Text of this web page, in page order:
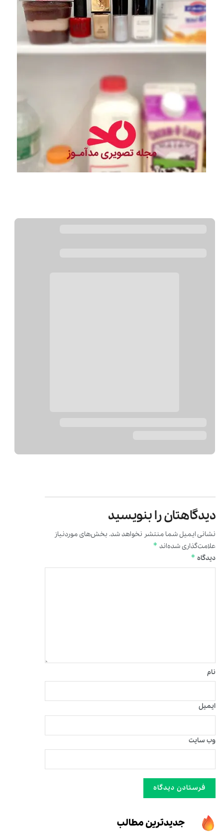
دیدگاهتان را بنویسید
نشانی ایمیل شما منتشر نخواهد شد. بخش‌های موردنیاز
علامت‌گذاری شده‌اند *
دیدگاه *
نام
ایمیل
وب‌ سایت
جدیدترین مطالب